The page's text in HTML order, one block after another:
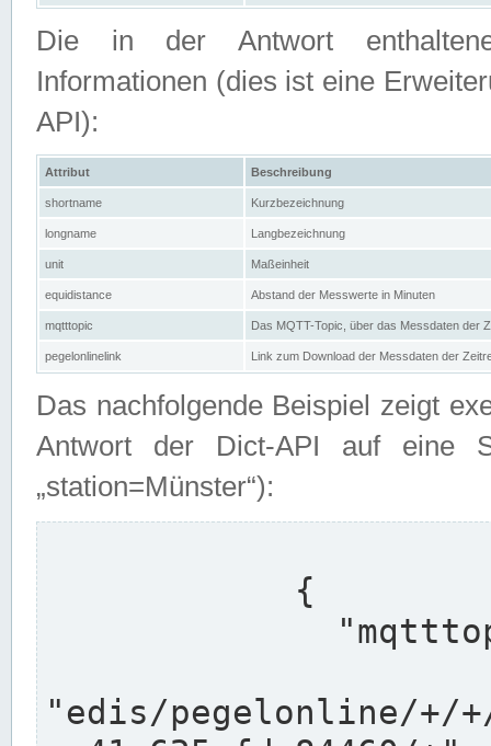
Die in der Antwort
Informationen (dies ist eine
API):
Attribut Beschreibung
shortname Kurzbezeichnung
longname Langbezeichnung
unit Maßeinheit
equidistance Abstand der Messwerte in Minuten
mqtttopic Das MQTT-Topic, über das Messdaten der
pegelonlinelink Link zum Download der Messdaten der
Das nachfolgende Beispiel zeigt
Antwort der Dict-API auf eine
„station=Münster“):
"edis/pegelonline/+/